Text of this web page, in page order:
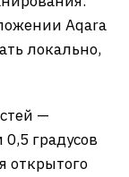
Aqara
локально,
—
градусов
открытого